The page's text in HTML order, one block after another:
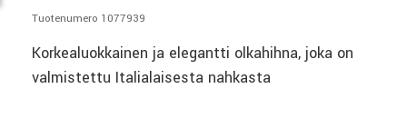
Tuotenumero 1077939
Korkealuokkainen ja elegantti olkahihna, joka on
valmistettu Italialaisesta nahkasta